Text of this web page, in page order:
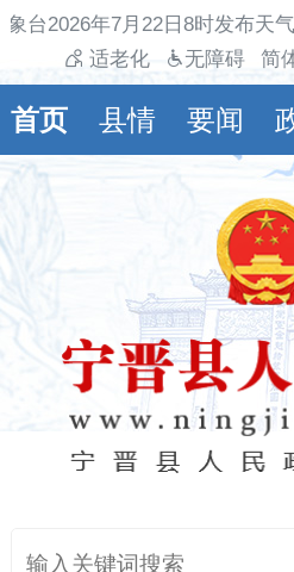
台2026年7月22日8时发布天
适老化
无障碍 简
首页 县情 要闻